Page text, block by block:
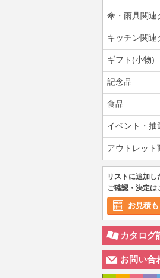
傘・雨具関連
キッチン関連
ギフト(小物)
記念品
食品
イベント・抽
アウトレット
リストに追加
ご確認・決定は
お見積
カタログ
お問い合